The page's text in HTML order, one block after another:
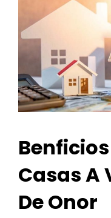
Casas A
De Onor